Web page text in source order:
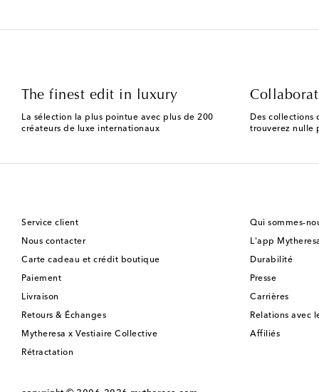
The finest edit in luxury
La sélection la plus pointue avec plus de 200
créateurs de luxe internationaux
Des collections
trouverez nulle
Service client
Nous contacter
Carte cadeau et crédit boutique
Paiement
Livraison
Retours & Échanges
Mytheresa x Vestiaire Collective
Rétractation
Qui sommes-
L'app
Durabilité
Presse
Carrières
Relations avec
Affiliés